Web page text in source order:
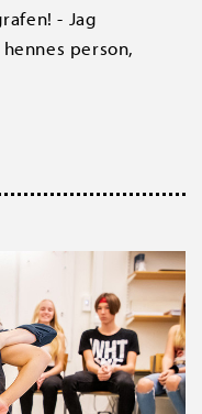
- Jag
person,